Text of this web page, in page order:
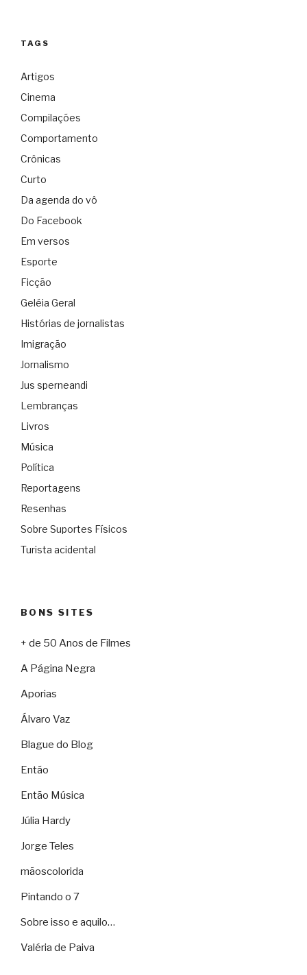
TAGS
Artigos
Cinema
Compilações
Comportamento
Crônicas
Curto
Da agenda do vô
Do Facebook
Em versos
Esporte
Ficção
Geléia Geral
Histórias de jornalistas
Imigração
Jornalismo
Jus sperneandi
Lembranças
Livros
Música
Política
Reportagens
Resenhas
Sobre Suportes Físicos
Turista acidental
BONS SITES
+ de 50 Anos de Filmes
A Página Negra
Aporias
Álvaro Vaz
Blague do Blog
Então
Então Música
Júlia Hardy
Jorge Teles
mãoscolorida
Pintando o 7
Sobre isso e aquilo…
Valéria de Paiva